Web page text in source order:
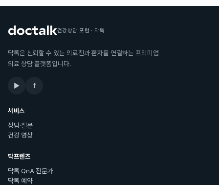
건강상담 포럼 · 닥톡
닥톡은 신뢰할 수 있는 의료진과 환자를 연결하는 프리미엄
의료 상담 플랫폼입니다.
▶ f
서비스
상담·질문
건강 영상
닥프렌즈
닥톡 QnA 전문가
닥톡 예약